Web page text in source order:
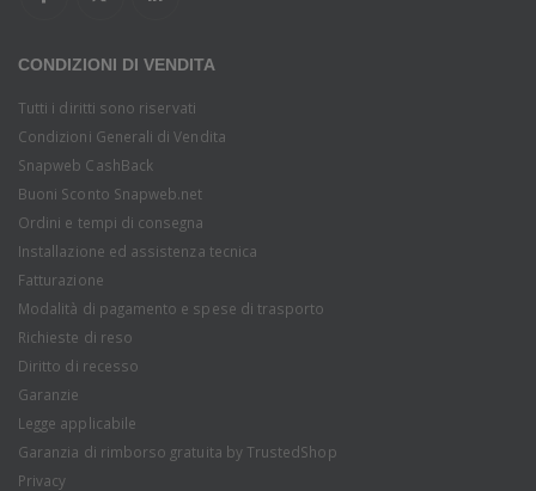
CONDIZIONI DI VENDITA
Tutti i diritti sono riservati
Condizioni Generali di Vendita
Snapweb CashBack
Buoni Sconto Snapweb.net
Ordini e tempi di consegna
Installazione ed assistenza tecnica
Fatturazione
Modalità di pagamento e spese di trasporto
Richieste di reso
Diritto di recesso
Garanzie
Legge applicabile
Garanzia di rimborso gratuita by TrustedShop
Privacy